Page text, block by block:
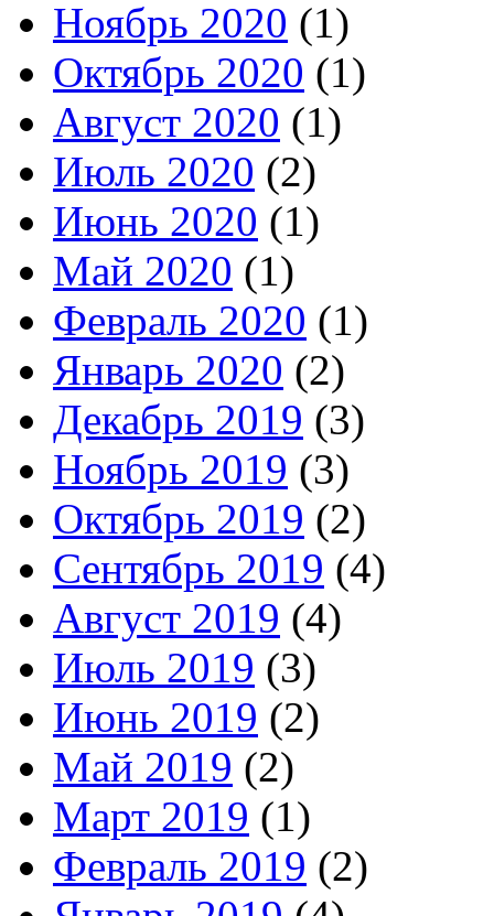
Ноябрь 2020 (1)
Октябрь 2020 (1)
Август 2020 (1)
Июль 2020 (2)
Июнь 2020 (1)
Май 2020 (1)
Февраль 2020 (1)
Январь 2020 (2)
Декабрь 2019 (3)
Ноябрь 2019 (3)
Октябрь 2019 (2)
Сентябрь 2019 (4)
Август 2019 (4)
Июль 2019 (3)
Июнь 2019 (2)
Май 2019 (2)
Март 2019 (1)
Февраль 2019 (2)